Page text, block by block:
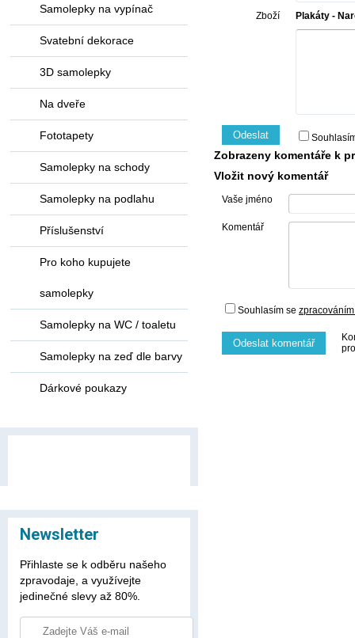
Zboží Plakáty -
Odeslat
Zobrazeny komentáře k
Vložit nový komentář
Vaše jméno
Komentář
Souhlasím se
Odeslat komentář
Samolepky na vypínač
Svatební dekorace
3D samolepky
Na dveře
Fototapety
Samolepky na schody
Samolepky na podlahu
Příslušenství
Pro koho kupujete
samolepky
Samolepky na WC / toaletu
Samolepky na zeď dle barvy
Dárkové poukazy
Newsletter
Přihlaste se k odběru našeho
zpravodaje, a využívejte
jedinečné slevy až 80%.